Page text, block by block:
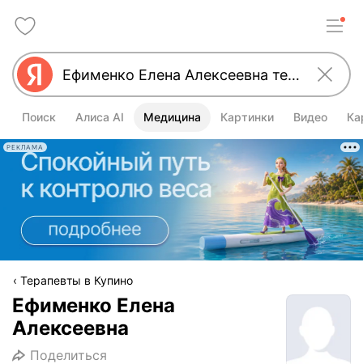
Поиск Алиса AI Медицина Картинки Видео
РЕКЛАМА
Терапевты в Купино
Ефименко Елена
Алексеевна
Поделиться